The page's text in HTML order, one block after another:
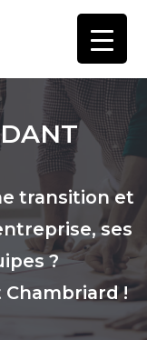
transition et
ses
?
!